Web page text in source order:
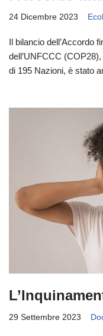
24 Dicembre 2023
Il bilancio dell’Accordo
dell’UNFCCC
di 195 Nazioni, è stato
29 Settembre 2023